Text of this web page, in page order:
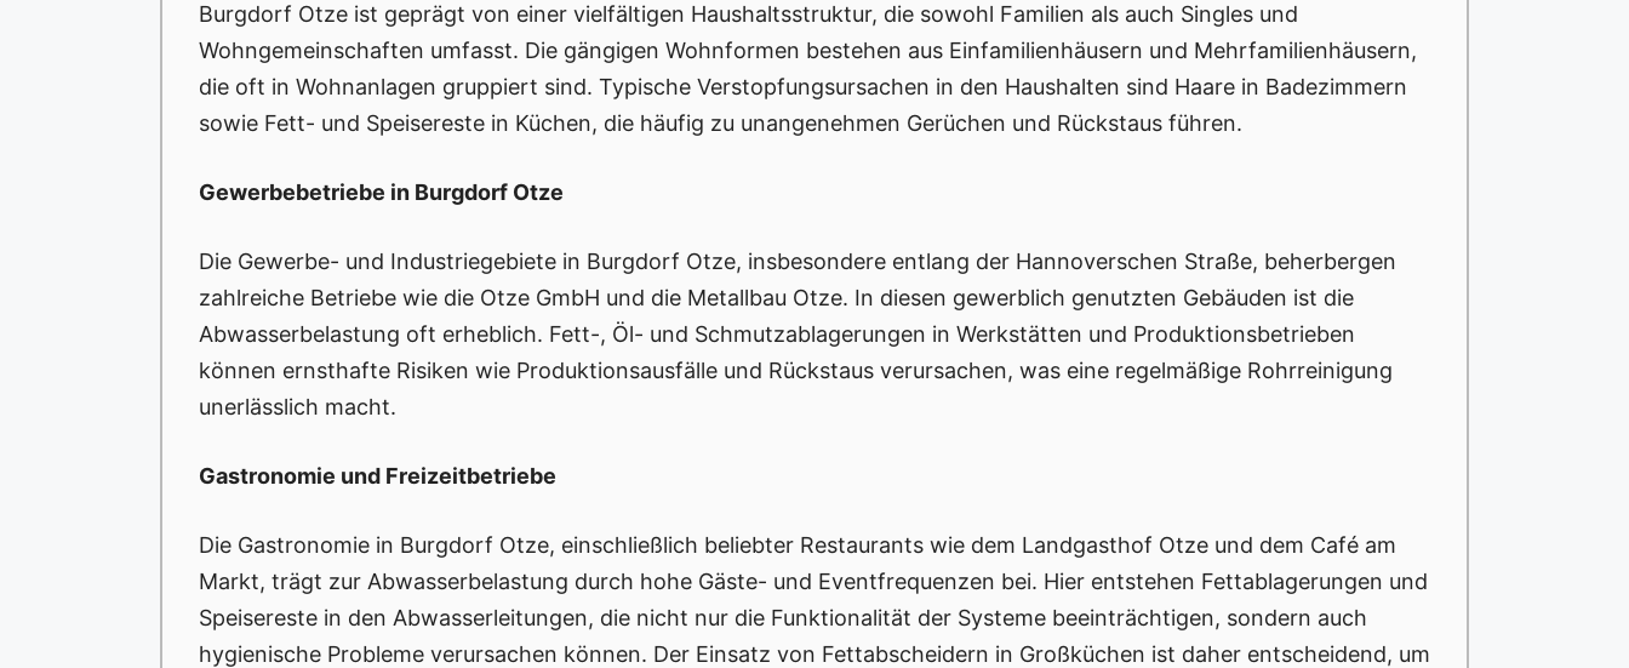
Burgdorf Otze ist geprägt von einer vielfältigen Haushaltsstruktur, die sowohl Familien als auch Singles und
Wohngemeinschaften umfasst. Die gängigen Wohnformen bestehen aus Einfamilienhäusern und Mehrfamilienhäusern,
die oft in Wohnanlagen gruppiert sind. Typische Verstopfungsursachen in den Haushalten sind Haare in Badezimmern
sowie Fett- und Speisereste in Küchen, die häufig zu unangenehmen Gerüchen und Rückstaus führen.
Gewerbebetriebe in Burgdorf Otze
Die Gewerbe- und Industriegebiete in Burgdorf Otze, insbesondere entlang der Hannoverschen Straße, beherbergen
zahlreiche Betriebe wie die Otze GmbH und die Metallbau Otze. In diesen gewerblich genutzten Gebäuden ist die
Abwasserbelastung oft erheblich. Fett-, Öl- und Schmutzablagerungen in Werkstätten und Produktionsbetrieben
können ernsthafte Risiken wie Produktionsausfälle und Rückstaus verursachen, was eine regelmäßige Rohrreinigung
unerlässlich macht.
Gastronomie und Freizeitbetriebe
Die Gastronomie in Burgdorf Otze, einschließlich beliebter Restaurants wie dem Landgasthof Otze und dem Café am
Markt, trägt zur Abwasserbelastung durch hohe Gäste- und Eventfrequenzen bei. Hier entstehen Fettablagerungen und
Speisereste in den Abwasserleitungen, die nicht nur die Funktionalität der Systeme beeinträchtigen, sondern auch
hygienische Probleme verursachen können. Der Einsatz von Fettabscheidern in Großküchen ist daher entscheidend, um